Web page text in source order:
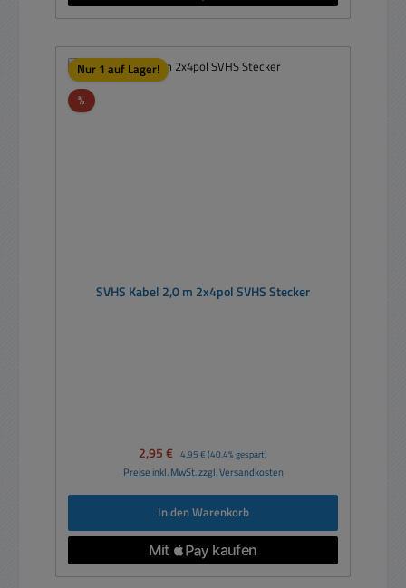
Nur 1 auf Lager!
%Rabatt
SVHS Kabel 2,0 m 2x4pol SVHS Stecker
Verkaufspreis:
2,95 € Regulärer Preis:
4,95 € (40.4% gespart)
Preise inkl. MwSt. zzgl. Versandkosten
In den Warenkorb